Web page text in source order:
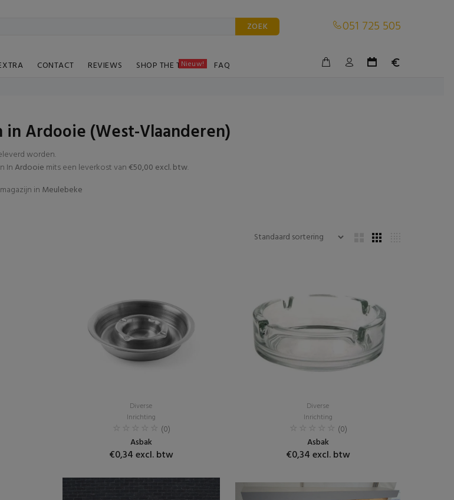
ZOEK 051 725 505
CONTACT REVIEWS SHOP THE TABLE
Nieuw! FAQ
Ardooie (West-Vlaanderen)
worden.
In Ardooie mits een leverkost van€50,00 excl. btw.
in Meulebeke
Diverse
Inrichting
(0)
Asbak
€0,34 excl. btw
Diverse
Inrichting
(0)
Asbak
€0,34 excl. btw